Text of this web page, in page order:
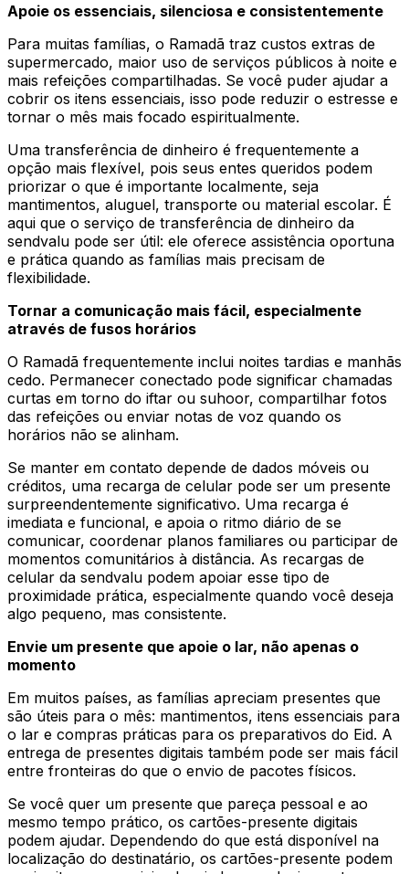
Apoie os essenciais, silenciosa e consistentemente
Para muitas famílias, o Ramadã traz custos extras de
supermercado, maior uso de serviços públicos à noite e
mais refeições compartilhadas. Se você puder ajudar a
cobrir os itens essenciais, isso pode reduzir o estresse e
tornar o mês mais focado espiritualmente.
Uma transferência de dinheiro é frequentemente a
opção mais flexível, pois seus entes queridos podem
priorizar o que é importante localmente, seja
mantimentos, aluguel, transporte ou material escolar. É
aqui que o serviço de transferência de dinheiro da
sendvalu pode ser útil: ele oferece assistência oportuna
e prática quando as famílias mais precisam de
flexibilidade.
Tornar a comunicação mais fácil, especialmente
através de fusos horários
O Ramadã frequentemente inclui noites tardias e manhãs
cedo. Permanecer conectado pode significar chamadas
curtas em torno do iftar ou suhoor, compartilhar fotos
das refeições ou enviar notas de voz quando os
horários não se alinham.
Se manter em contato depende de dados móveis ou
créditos, uma recarga de celular pode ser um presente
surpreendentemente significativo. Uma recarga é
imediata e funcional, e apoia o ritmo diário de se
comunicar, coordenar planos familiares ou participar de
momentos comunitários à distância. As recargas de
celular da sendvalu podem apoiar esse tipo de
proximidade prática, especialmente quando você deseja
algo pequeno, mas consistente.
Envie um presente que apoie o lar, não apenas o
momento
Em muitos países, as famílias apreciam presentes que
são úteis para o mês: mantimentos, itens essenciais para
o lar e compras práticas para os preparativos do Eid. A
entrega de presentes digitais também pode ser mais fácil
entre fronteiras do que o envio de pacotes físicos.
Se você quer um presente que pareça pessoal e ao
mesmo tempo prático, os cartões-presente digitais
podem ajudar. Dependendo do que está disponível na
localização do destinatário, os cartões-presente podem